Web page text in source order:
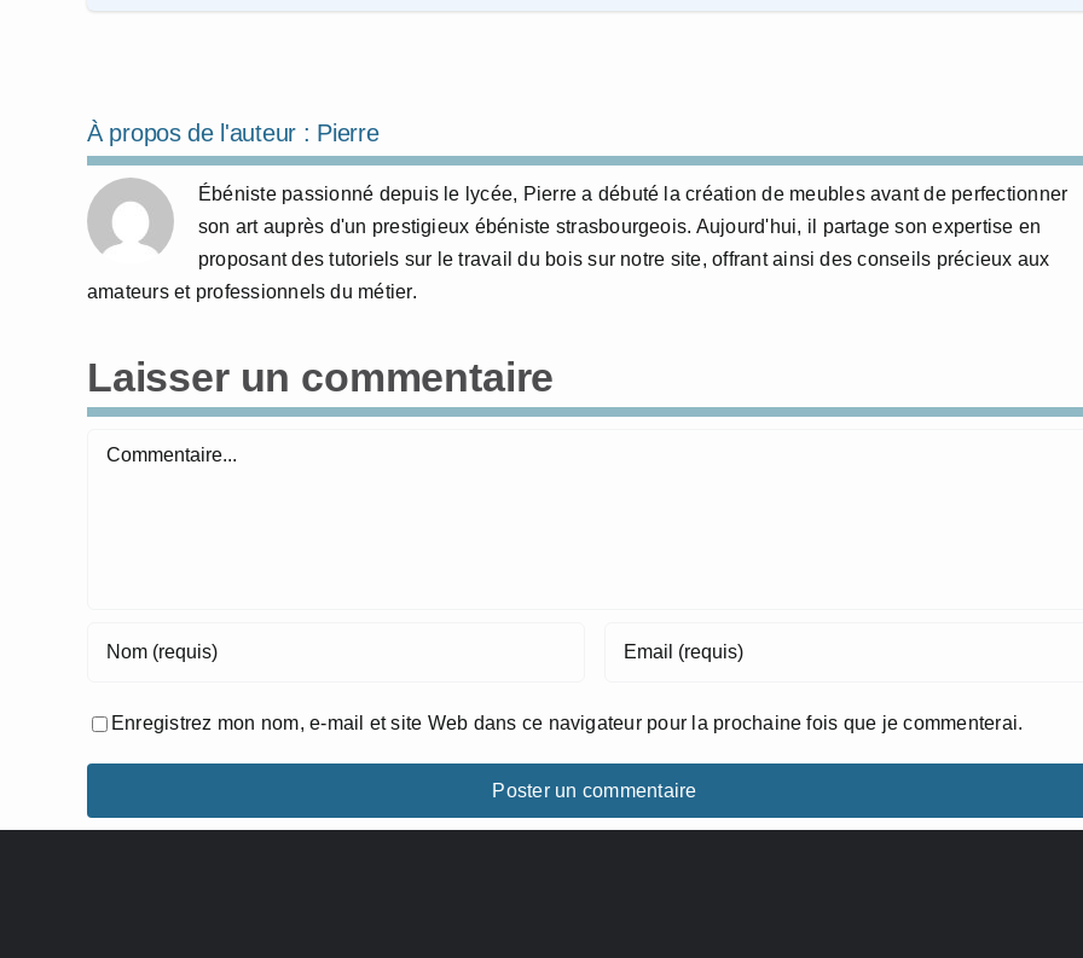
À propos de l'auteur : Pierre
Ébéniste passionné depuis le lycée, Pierre a débuté la création de meubles avant de perfectionner
son art auprès d'un prestigieux ébéniste strasbourgeois. Aujourd'hui, il partage son expertise en
proposant des tutoriels sur le travail du bois sur notre site, offrant ainsi des conseils précieux aux
amateurs et professionnels du métier.
Laisser un commentaire
Commentaire
Enregistrez mon nom, e-mail et site Web dans ce navigateur pour la prochaine fois que je commenterai.